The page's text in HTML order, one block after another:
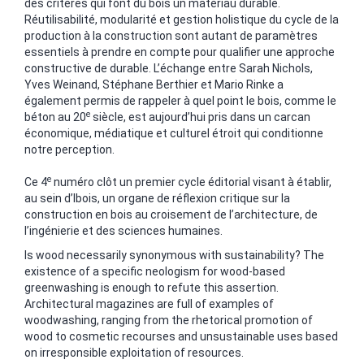
des critères qui font du bois un matériau durable.
Réutilisabilité, modularité et gestion holistique du cycle de la
production à la construction sont autant de paramètres
essentiels à prendre en compte pour qualifier une approche
constructive de durable. L’échange entre Sarah Nichols,
Yves Weinand, Stéphane Berthier et Mario Rinke a
également permis de rappeler à quel point le bois, comme le
béton au 20e siècle, est aujourd’hui pris dans un carcan
économique, médiatique et culturel étroit qui conditionne
notre perception.
Ce 4e numéro clôt un premier cycle éditorial visant à établir,
au sein d’Ibois, un organe de réflexion critique sur la
construction en bois au croisement de l’architecture, de
l’ingénierie et des sciences humaines.
Is wood necessarily synonymous with sustainability? The
existence of a specific neologism for wood-based
greenwashing is enough to refute this assertion.
Architectural magazines are full of examples of
woodwashing, ranging from the rhetorical promotion of
wood to cosmetic recourses and unsustainable uses based
on irresponsible exploitation of resources.